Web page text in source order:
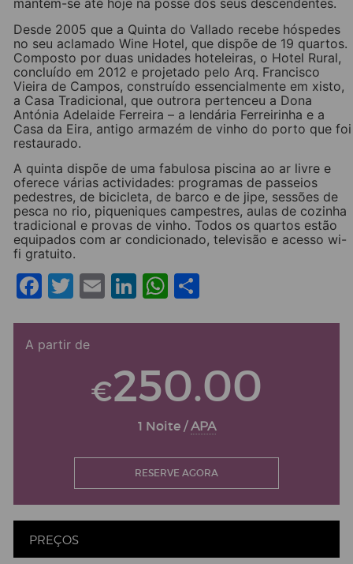
mantém-se até hoje na posse dos seus descendentes.
Desde 2005 que a Quinta do Vallado recebe hóspedes
no seu aclamado Wine Hotel, que dispõe de 19 quartos.
Composto por duas unidades hoteleiras, o Hotel Rural,
concluído em 2012 e projetado pelo Arq. Francisco
Vieira de Campos, construído essencialmente em xisto,
a Casa Tradicional, que outrora pertenceu a Dona
Antónia Adelaide Ferreira – a lendária Ferreirinha e a
Casa da Eira, antigo armazém de vinho do porto que foi
restaurado.
A quinta dispõe de uma fabulosa piscina ao ar livre e
oferece várias actividades: programas de passeios
pedestres, de bicicleta, de barco e de jipe, sessões de
pesca no rio, piqueniques campestres, aulas de cozinha
tradicional e provas de vinho. Todos os quartos estão
equipados com ar condicionado, televisão e acesso wi-
fi gratuito.
Facebook
Twitter
EmailLinkedIn
WhatsApp
A partir de
€250.00
1 Noite /APA
RESERVE AGORA
PREÇOS